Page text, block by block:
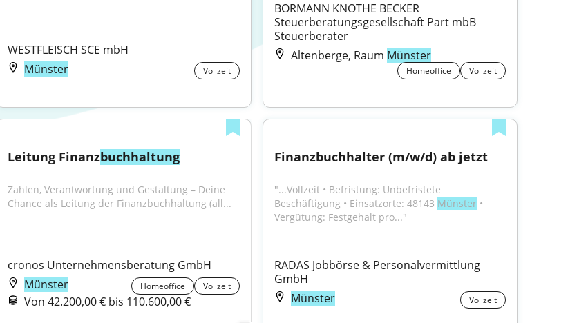
WESTFLEISCH SCE mbH
Münster
Vollzeit
BORMANN KNOTHE BECKER
Steuerberatungsgesellschaft Part mbB
Steuerberater
Altenberge, Raum Münster
Homeoffice Vollzeit
Leitung Finanzbuchhaltung
Zahlen, Verantwortung und Gestaltung – Deine
Chance als Leitung der Finanzbuchhaltung (all...
cronos Unternehmensberatung GmbH
Münster
Homeoffice Vollzeit
Von 42.200,00 € bis 110.600,00 €
Finanzbuchhalter (m/w/d) ab jetzt
"...Vollzeit • Befristung: Unbefristete
Beschäftigung • Einsatzorte: 48143 Münster •
Vergütung: Festgehalt pro..."
RADAS Jobbörse & Personalvermittlung
GmbH
Münster
Vollzeit